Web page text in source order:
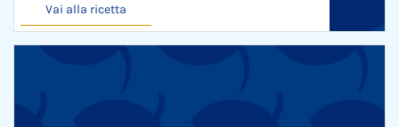
Vai alla ricetta